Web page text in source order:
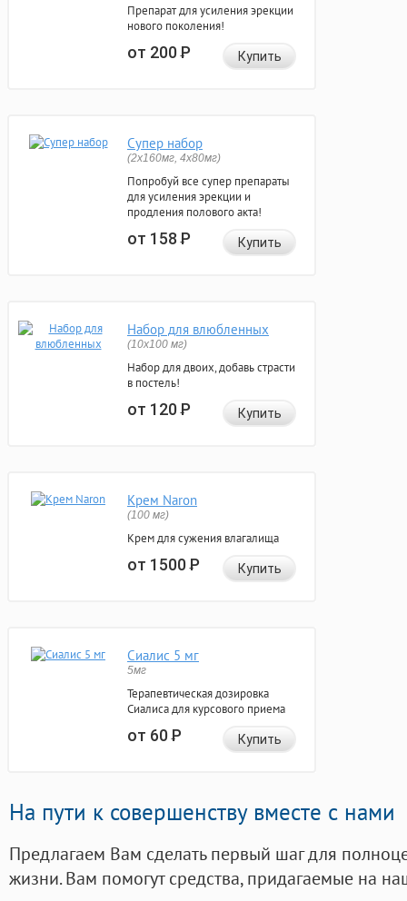
Препарат для усиления эрекции
нового поколения!
от 200Р Купить
Супер набор
(2х160мг, 4х80мг)
Попробуй все супер препараты
для усиления эрекции и
продления полового акта!
от 158Р Купить
Набор для влюбленных
(10х100 мг)
Набор для двоих, добавь страсти
в постель!
от 120Р Купить
Крем Naron
(100 мг)
Крем для сужения влагалища
от 1500Р Купить
Сиалис 5 мг
5мг
Терапевтическая дозировка
Сиалиса для курсового приема
от 60Р Купить
На пути к совершенству вместе с нами
Предлагаем Вам сделать первый шаг для
жизни. Вам помогут средства, придагаемые на